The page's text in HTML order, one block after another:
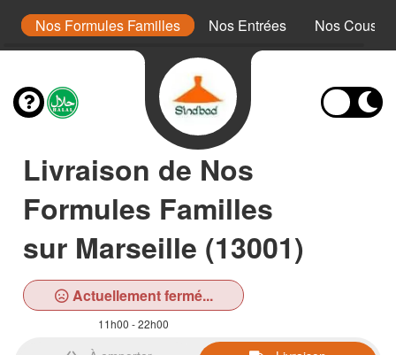
Nos Formules Familles Nos Entrées Nos
Livraison de Nos
Formules Familles
sur Marseille (13001)
Actuellement fermé...
11h00 - 22h00